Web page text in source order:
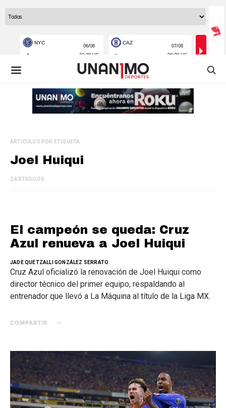
ARTÍCULOS POR ETIQUETA
Joel Huiqui
2 ARTÍCULOS
El campeón se queda: Cruz
Azul renueva a Joel Huiqui
JADE QUETZALLI GONZÁLEZ SERRATO
Cruz Azul oficializó la renovación de Joel Huiqui como
director técnico del primer equipo, respaldando al
entrenador que llevó a La Máquina al título de la Liga MX.
COMPARTIR